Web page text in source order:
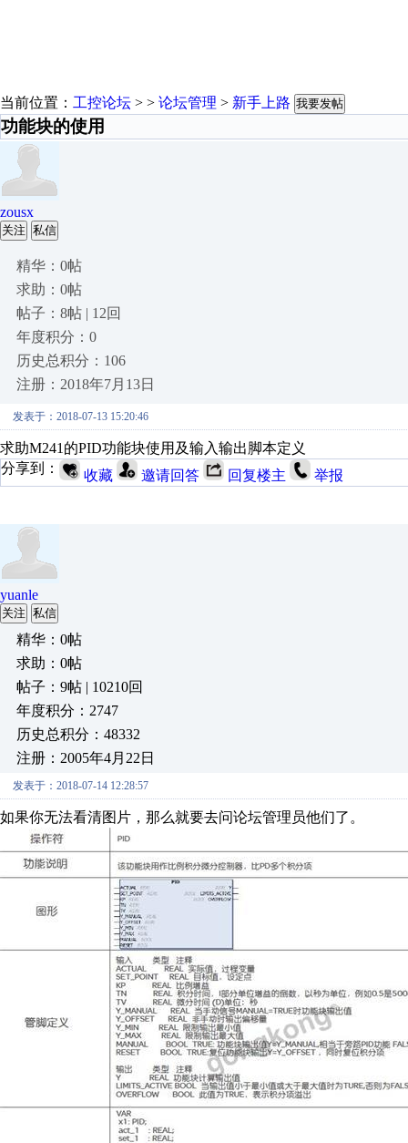
当前位置： 工控论坛 > > 论坛管理 > 新手上路 我要发帖
功能块的使用
zousx
关注 私信
精华：0帖
求助：0帖
帖子：8帖 | 12回
年度积分：0
历史总积分：106
注册：2018年7月13日
发表于：2018-07-13 15:20:46
求助M241的PID功能块使用及输入输出脚本定义
分享到：
收藏 邀请回答 回复楼主 举报
yuanle
关注 私信
精华：0帖
求助：0帖
帖子：9帖 | 10210回
年度积分：2747
历史总积分：48332
注册：2005年4月22日
发表于：2018-07-14 12:28:57
如果你无法看清图片，那么就要去问论坛管理员他们了。